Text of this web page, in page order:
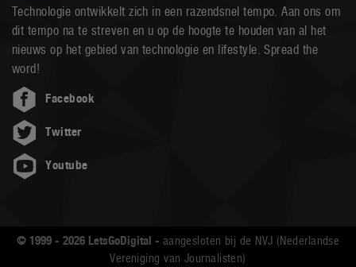
Technologie ontwikkelt zich in een razendsnel tempo. Aan ons om
dit tempo na te streven en u op de hoogte te houden van al het
nieuws op het gebied van technologie en lifestyle. Spread the
word!
Facebook
Twitter
Youtube
© 1999 - 2026 LetsGoDigital - aangesloten bij de NVJ (Nederlandse
Vereniging van Journalisten)